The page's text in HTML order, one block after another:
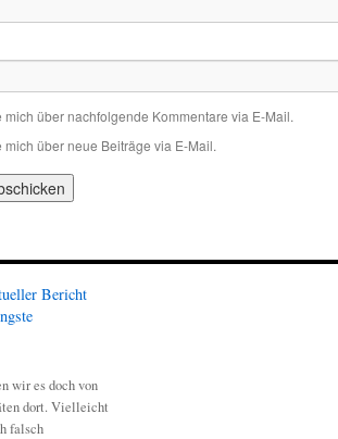
mich über nachfolgende Kommentare via E-Mail.
mich über neue Beiträge via E-Mail.
Bericht
wir es doch von
dort. Vielleicht
falsch